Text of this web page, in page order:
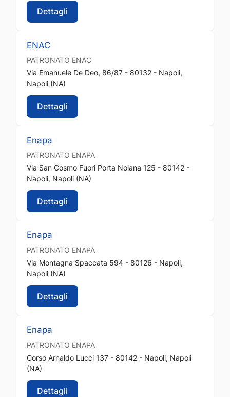
Dettagli
ENAC
PATRONATO ENAC
Via Emanuele De Deo, 86/87 - 80132 - Napoli,
Napoli (NA)
Dettagli
Enapa
PATRONATO ENAPA
Via San Cosmo Fuori Porta Nolana 125 - 80142 -
Napoli, Napoli (NA)
Dettagli
Enapa
PATRONATO ENAPA
Via Montagna Spaccata 594 - 80126 - Napoli,
Napoli (NA)
Dettagli
Enapa
PATRONATO ENAPA
Corso Arnaldo Lucci 137 - 80142 - Napoli, Napoli
(NA)
Dettagli